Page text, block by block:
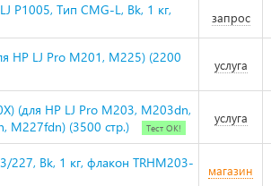
P1005, Тип CMG-L, Bk, 1 кг,
запрос
HP LJ Pro M201, M225) (2200
услуга
(для HP LJ Pro M203, M203dn,
M227fdn) (3500 стр.)
Тест ОК!
услуга
227, Bk, 1 кг, флакон TRHM203-
магазин